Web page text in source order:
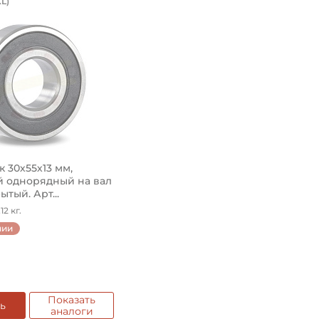
на вал:
Цилиндрическое
Уплотнение 2RS
мм,
однорядный на вал
Арт...
кг.
Показать
аналоги